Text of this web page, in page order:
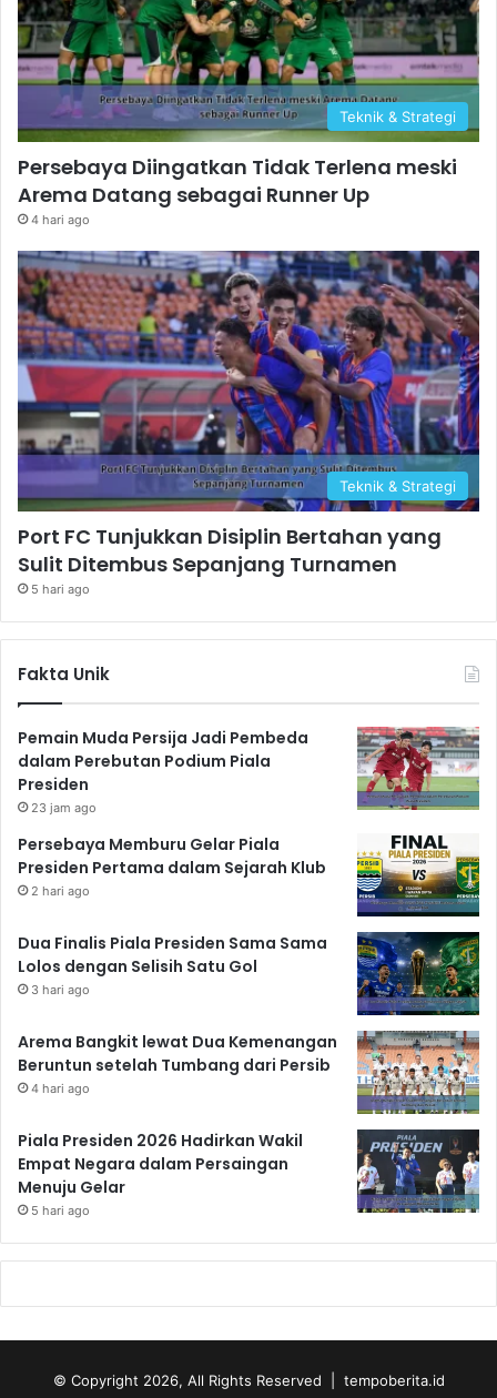
Teknik & Strategi
Persebaya Diingatkan Tidak Terlena meski
Arema Datang sebagai Runner Up
4 hari ago
Teknik & Strategi
Port FC Tunjukkan Disiplin Bertahan yang
Sulit Ditembus Sepanjang Turnamen
5 hari ago
Fakta Unik
Pemain Muda Persija Jadi Pembeda
dalam Perebutan Podium Piala
Presiden
23 jam ago
Persebaya Memburu Gelar Piala
Presiden Pertama dalam Sejarah Klub
2 hari ago
Dua Finalis Piala Presiden Sama Sama
Lolos dengan Selisih Satu Gol
3 hari ago
Arema Bangkit lewat Dua Kemenangan
Beruntun setelah Tumbang dari Persib
4 hari ago
Piala Presiden 2026 Hadirkan Wakil
Empat Negara dalam Persaingan
Menuju Gelar
5 hari ago
© Copyright 2026, All Rights Reserved | tempoberita.id